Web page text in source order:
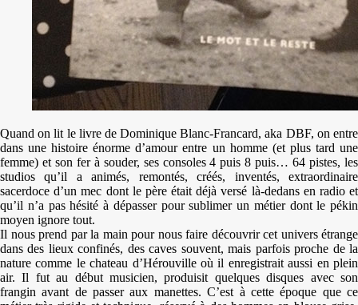
Quand on lit le livre de Dominique Blanc-Francard, aka DBF, on entre
dans une histoire énorme d’amour entre un homme (et plus tard une
femme) et son fer à souder, ses consoles 4 puis 8 puis… 64 pistes, les
studios qu’il a animés, remontés, créés, inventés, extraordinaire
sacerdoce d’un mec dont le père était déjà versé là-dedans en radio et
qu’il n’a pas hésité à dépasser pour sublimer un métier dont le pékin
moyen ignore tout.
Il nous prend par la main pour nous faire découvrir cet univers étrange
dans des lieux confinés, des caves souvent, mais parfois proche de la
nature comme le chateau d’Hérouville où il enregistrait aussi en plein
air. Il fut au début musicien, produisit quelques disques avec son
frangin avant de passer aux manettes. C’est à cette époque que ce